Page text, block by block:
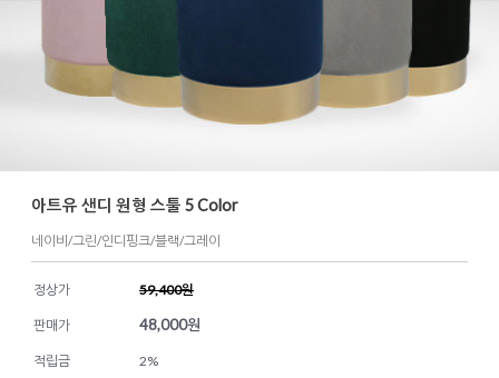
아트유 샌디 원형 스툴 5 Color
네이비/그린/인디핑크/블랙/그레이
정상가 59,400원
판매가 48,000원
적립금 2%